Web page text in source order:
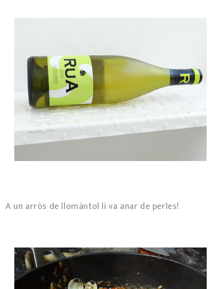
A un arròs de llomàntol li va anar de perles!